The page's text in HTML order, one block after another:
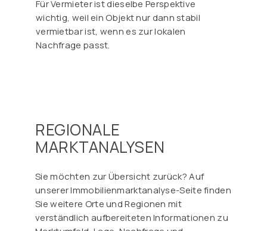
Für Vermieter ist dieselbe Perspektive
wichtig, weil ein Objekt nur dann stabil
vermietbar ist, wenn es zur lokalen
Nachfrage passt.
REGIONALE
MARKTANALYSEN
Sie möchten zur Übersicht zurück? Auf
unserer Immobilienmarktanalyse-Seite finden
Sie weitere Orte und Regionen mit
verständlich aufbereiteten Informationen zu